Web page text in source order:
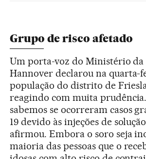
Grupo de risco afetado
Um porta-voz do Ministério da
Hannover declarou na quarta-
população do distrito de
reagindo com muita
sabemos se ocorreram casos
19 devido às injeções de
afirmou. Embora o soro seja
maioria das pessoas que o